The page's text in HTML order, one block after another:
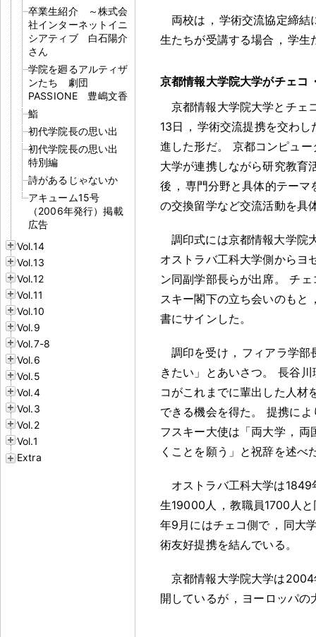
卒業生紹介 ～株式会
社インターネットイニ
シアティブ 白石陽介
さん
学院を廻るアルティザ
ンたち 劇団
PASSIONE 豊嶋文香
鮨
初代学院長の思い出
初代学院長の思い出
特別編
詩があるじゃないか
アキューム15号
（2006年発行）掲載
広告
Vol.14
Vol.13
Vol.12
Vol.11
Vol.10
Vol.9
Vol.7-8
Vol.6
Vol.5
Vol.4
Vol.3
Vol.2
Vol.1
Extra
両校は ， 学術交流協定締結
生たちが受講する場合 ， 学生
京都情報大学院大学がチェコ
京都情報大学院大学とチェ
13日 ， 学術交流提携を交わし
進した形だ。
京都コンピュ
大学が連携しながら研究教育
後 ， 専門分野と具体的テーマ
の交換留学など交流活動を具
調印式には京都情報大学院
オストラバ工科大学側からヨ
ン同副学部長らが出席。
チェ
スキー閣下の立ち会いのもと
書にサインした 。
調印を受け ， フィアラ学部
きたい」とあいさつ。
長谷川
コがこれまでに輩出した人材
できる機会を得た 。
提携によ
フスキー大使は「両大学 ， 両
くことを願う」と祝辞を述べ
オストラバ工科大学は
生19000人
， 教職員1700人
年9月にはチェコ側で ， 同大
術友好提携を結んでいる 。
京都情報大学院大学は
開しているが ， ヨーロッパの